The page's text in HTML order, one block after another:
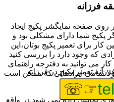
فرزانه
روی صفحه نمایگشر پکیج ایجاد
پکیج شما دارای مشکلی بود و
برای تعمیر پکیج بوتان،این
که وجود دارد را بررسی کنید
می توانید به دفترچه راهنمای
تمامی ایرادهایی که ممکن است
است.
نمایش داده نمی شود.در واقع
پکیج در فرزانه
☞☏